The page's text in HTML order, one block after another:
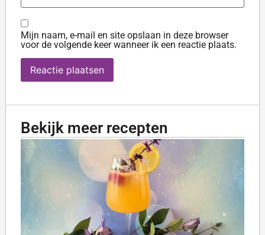
Mijn naam, e-mail en site opslaan in deze browser
voor de volgende keer wanneer ik een reactie plaats.
Bekijk meer recepten